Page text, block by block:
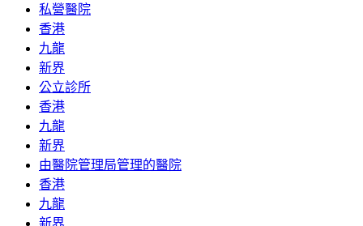
私營醫院
香港
九龍
新界
公立診所
香港
九龍
新界
由醫院管理局管理的醫院
香港
九龍